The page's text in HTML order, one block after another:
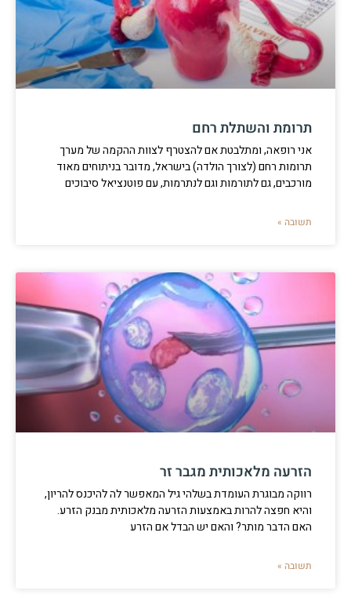
תרומת והשתלת רחם
אני רופאה, ומתלבטת אם להצטרף לצוות ההקמה של מערך
תרומות רחם (לצורך הולדה) בישראל, מדובר בניתוחים מאוד
מורכבים, גם לתורמות וגם לנתרמות, עם פוטנציאל סיבוכים
תשובה »
הזרעה מלאכותית מגבר זר
רווקה מבוגרת העומדת בשלהי גיל המאפשר לה להיכנס להריון,
והיא חפצה להרות באמצעות הזרעה מלאכותית מבנק הזרע.
האם הדבר מותר? והאם יש הבדל אם הזרע
תשובה »